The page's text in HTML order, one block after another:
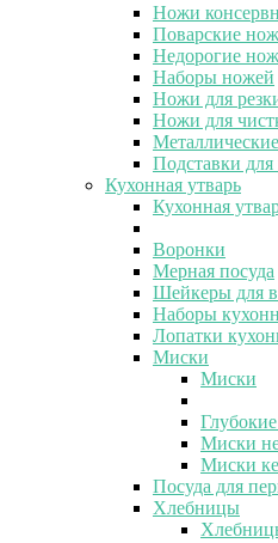
Ножи
Поварские
Недорогие
Наборы ножей
Ножи для
Ножи для
Подставки
Кухонная утварь
Кухонная
Воронки
Мерная посуда
Шейкеры для
Наборы
Лопатки
Миски
Миски
Миски
Миски
Посуда для
Хлебницы